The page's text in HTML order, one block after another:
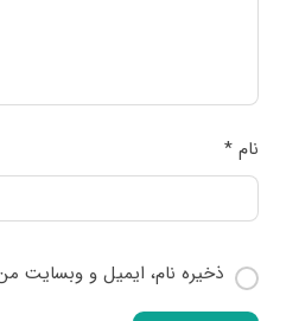
نام *
ذخیره نام، ایمیل و وبسایت